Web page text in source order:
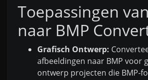
Toepassingen
naar BMP
Grafisch Ontwerp:
afbeeldingen naar BMP voor
ontwerp projecten die BMP-